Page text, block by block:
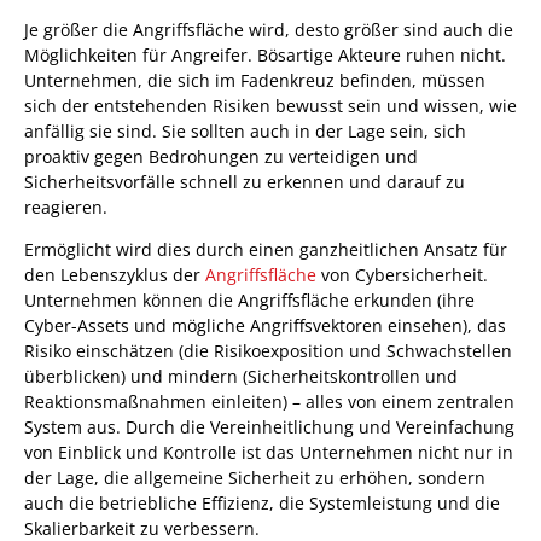
Je größer die Angriffsfläche wird, desto größer sind auch die
Möglichkeiten für Angreifer. Bösartige Akteure ruhen nicht.
Unternehmen, die sich im Fadenkreuz befinden, müssen
sich der entstehenden Risiken bewusst sein und wissen, wie
anfällig sie sind. Sie sollten auch in der Lage sein, sich
proaktiv gegen Bedrohungen zu verteidigen und
Sicherheitsvorfälle schnell zu erkennen und darauf zu
reagieren.
Ermöglicht wird dies durch einen ganzheitlichen Ansatz für
den Lebenszyklus der Angriffsfläche von Cybersicherheit.
Unternehmen können die Angriffsfläche erkunden (ihre
Cyber-Assets und mögliche Angriffsvektoren einsehen), das
Risiko einschätzen (die Risikoexposition und Schwachstellen
überblicken) und mindern (Sicherheitskontrollen und
Reaktionsmaßnahmen einleiten) – alles von einem zentralen
System aus. Durch die Vereinheitlichung und Vereinfachung
von Einblick und Kontrolle ist das Unternehmen nicht nur in
der Lage, die allgemeine Sicherheit zu erhöhen, sondern
auch die betriebliche Effizienz, die Systemleistung und die
Skalierbarkeit zu verbessern.